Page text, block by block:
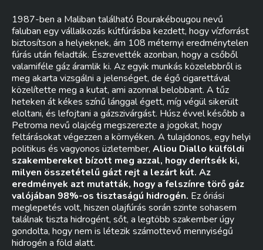
1987-ben a Maliban található Bourakébougou nevű
faluban egy vállalkozás kútfúrásba kezdett, hogy vízforrást
biztosítson a helyieknek, ám 108 méternyi eredménytelen
fúrás után feladták. Észrevették azonban, hogy a csőből
valamiféle gáz áramlik ki. Az egyik munkás közelebbről is
meg akarta vizsgálni a jelenséget, de égő cigarettával
közelítette meg a kutat, ami azonnal belobbant. A tűz
heteken át kékes színű lánggal égett, míg végül sikerült
eloltani, és lefojtani a gázszivárgást. Húsz évvel később a
Petroma nevű olajcég megszerezte a jogokat, hogy
feltárásokat végezzen a környéken. A tulajdonos, egy helyi
politikus és vagyonos üzletember, Aliou Diallo külföldi
szakembereket bízott meg azzal, hogy derítsék ki,
milyen összetételű gázt rejt a lezárt kút. Az
eredmények azt mutatták, hogy a felszínre törő gáz
valójában 98%-os tisztaságú hidrogén. Ez óriási
meglepetés volt, hiszen olajfúrás során szinte sohasem
találnak tiszta hidrogént, sőt, a legtöbb szakember úgy
gondolta, hogy nem is létezik számottevő mennyiségű
hidrogén a föld alatt.